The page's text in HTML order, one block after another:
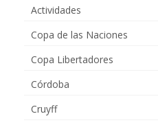
Actividades
Copa de las Naciones
Copa Libertadores
Córdoba
Cruyff